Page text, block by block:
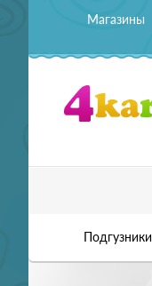
Магазины
Подгузники